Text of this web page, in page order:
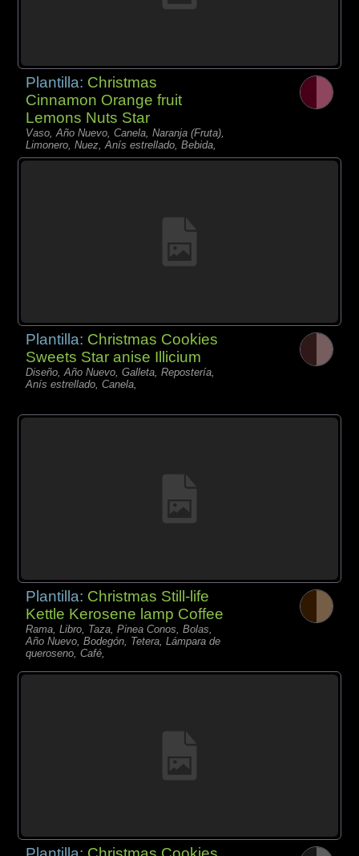
Plantilla: Christmas
Cinnamon Orange fruit
Lemons Nuts Star
Vaso, Año Nuevo, Canela, Naranja (Fruta),
Limonero, Nuez, Anís estrellado, Bebida,
Plantilla: Christmas Cookies
Sweets Star anise Illicium
Diseño, Año Nuevo, Galleta, Repostería,
Anís estrellado, Canela,
Plantilla: Christmas Still-life
Kettle Kerosene lamp Coffee
Rama, Libro, Taza, Pinea Conos, Bolas,
Año Nuevo, Bodegón, Tetera, Lámpara de
queroseno, Café,